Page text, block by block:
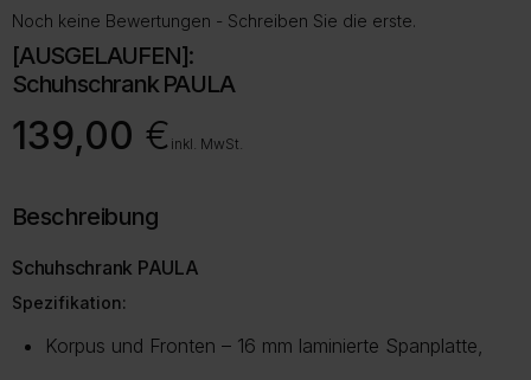
Noch keine Bewertungen - Schreiben Sie die erste.
[AUSGELAUFEN]:
Schuhschrank PAULA
139,00 € inkl. MwSt.
Beschreibung
Schuhschrank PAULA
Spezifikation:
Korpus und Fronten – 16 mm laminierte Spanplatte,